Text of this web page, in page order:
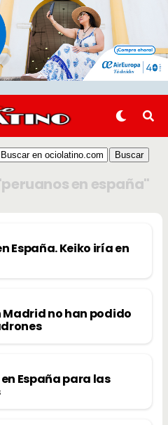
en españa"
España. Keiko iría en
Madrid no han podido
España para las